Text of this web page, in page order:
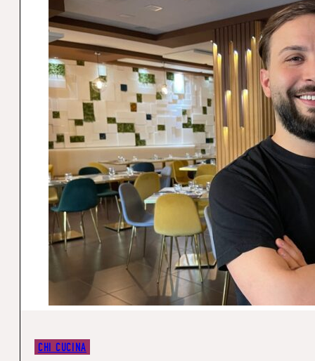
CHI CUCINA